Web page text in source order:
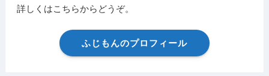
詳しくはこちらからどうぞ。
ふじもんのプロフィール